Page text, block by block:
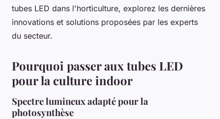
tubes LED dans l'horticulture, explorez les dernières
innovations et solutions proposées par les experts
du secteur.
Pourquoi passer aux tubes LED
pour la culture indoor
Spectre lumineux adapté pour la
photosynthèse